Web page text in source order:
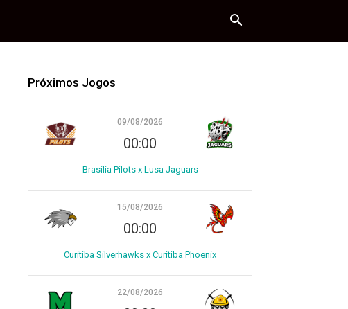
Próximos Jogos
09/08/2026
00:00
Brasília Pilots x Lusa Jaguars
15/08/2026
00:00
Curitiba Silverhawks x Curitiba Phoenix
22/08/2026